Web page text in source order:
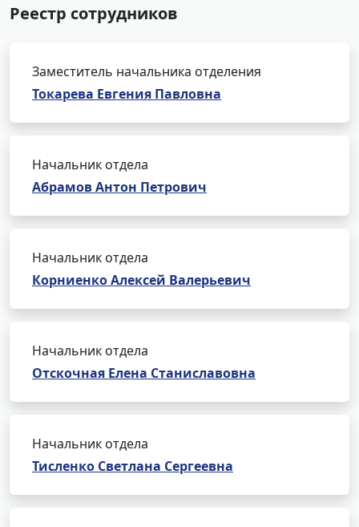
Реестр сотрудников
Заместитель начальника отделения
Токарева Евгения Павловна
Начальник отдела
Абрамов Антон Петрович
Начальник отдела
Корниенко Алексей Валерьевич
Начальник отдела
Отскочная Елена Станиславовна
Начальник отдела
Тисленко Светлана Сергеевна